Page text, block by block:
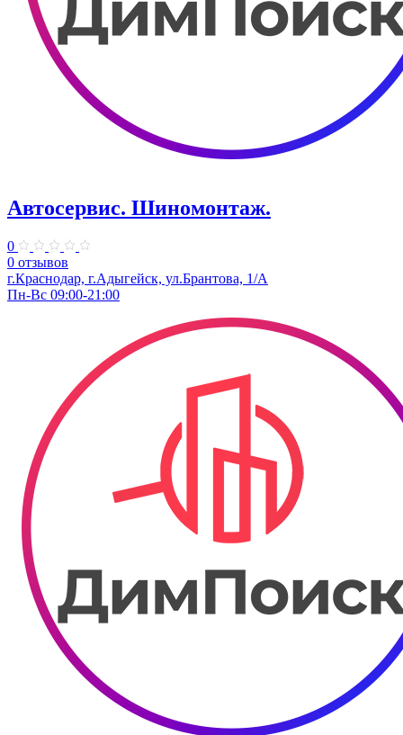
Автосервис. Шиномонтаж.
0
0 отзывов
г.Краснодар, г.Адыгейск, ул.Брантова, 1/А
Пн-Вс 09:00-21:00